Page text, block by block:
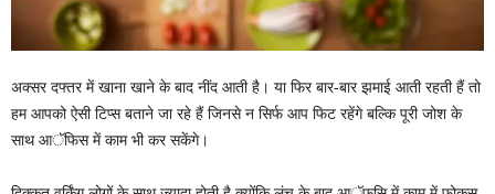
अक्सर दफ्तर में खाना खाने के बाद नींद आती है। या फिर बार-बार झमाई आती रहती हैं तो
हम आपको ऐसी टिप्स बताने जा रहे हैं जिनसे न सिर्फ आप फिट रहेंगे बल्कि पूरी जोश के
साथ आॅफिस में काम भी कर सकेंगे।